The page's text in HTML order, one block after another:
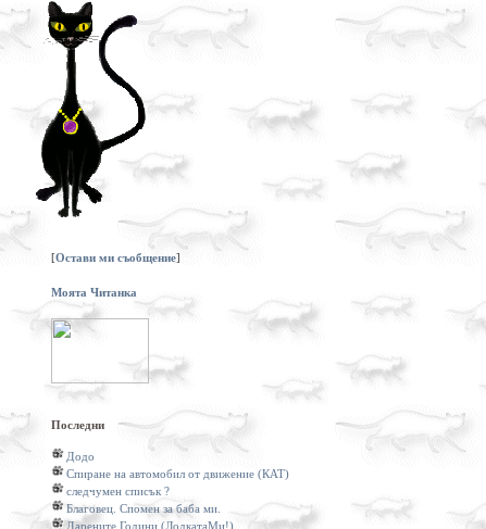
[Остави ми съобщение]
Моята Читанка
Последни
Додо
Спиране на автомобил от движение (КАТ)
следчумен списък ?
Благовец. Спомен за баба ми.
Дарените Години (ЛодкатаМи!)